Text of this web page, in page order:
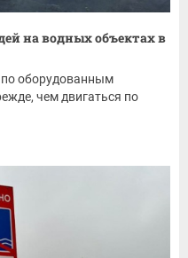
на водных объектах в
по оборудованным
чем двигаться по